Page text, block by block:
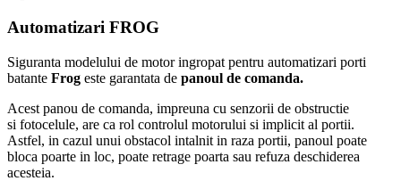
Automatizari FROG
Siguranta modelului de motor ingropat pentru automatizari porti
batante Frog este garantata de panoul de comanda.
Acest panou de comanda, impreuna cu senzorii de obstructie
si fotocelule, are ca rol controlul motorului si implicit al portii.
Astfel, in cazul unui obstacol intalnit in raza portii, panoul poate
bloca poarte in loc, poate retrage poarta sau refuza deschiderea
acesteia.